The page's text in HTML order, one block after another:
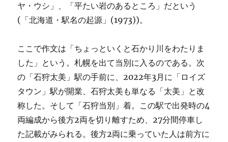
ヤ・ウシ」、「平たい岩のあるところ」だという
(「北海道・駅名の起源」(1973))。
ここで作文は「ちょっといくと石かり川をわたりま
した」という。札幌を出て当別に入るのである。次
の「石狩太美」駅の手前に、2022年3月に「ロイズ
タウン」駅が開業、石狩太美も単なる「太美」と改
称した。そして「石狩当別」着。この駅で出発時の4
両編成から後方2両を切り離すため、27分間停車し
た記載がみられる。後方2両に乗っていた人は前方に